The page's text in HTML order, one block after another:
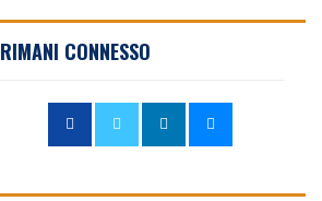
RIMANI CONNESSO